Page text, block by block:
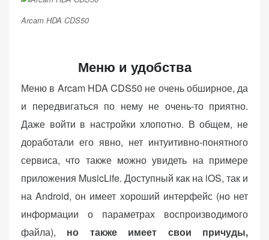
Arcam HDA CDS50
Меню и удобства
Меню в Arcam HDA CDS50 не очень обширное, да
и передвигаться по нему не очень-то приятно.
Даже войти в настройки хлопотно. В общем, не
доработали его явно, нет интуитивно-понятного
сервиса, что также можно увидеть на примере
приложения MusicLife. Доступный как на iOS, так и
на Android, он имеет хороший интерфейс (но нет
информации о параметрах воспроизводимого
файла), но также имеет свои причуды,